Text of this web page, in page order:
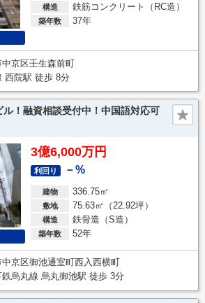
構造 鉄筋コンクリート（RC造）
築年数 37年
京区壬生森前町
西院駅 徒歩 8分
ル！融資相談受付中！中国語対応可
3億6,000万円
利回り －%
建物 336.75㎡
敷地 75.63㎡（22.92坪）
構造 鉄骨造（S造）
築年数 52年
京区御池通室町西入西横町
烏丸線 烏丸御池駅 徒歩 3分